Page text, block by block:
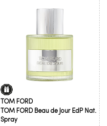
TOM FORD
TOM FORD Beau de Jour EdP Nat.
Spray